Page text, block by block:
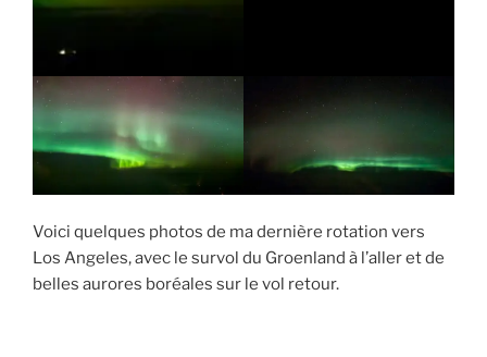
Voici quelques photos de ma dernière rotation vers
Los Angeles, avec le survol du Groenland à l’aller et de
belles aurores boréales sur le vol retour.